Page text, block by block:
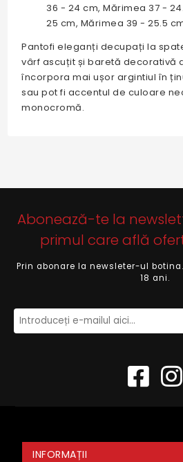
36 - 24 cm, Mărimea 37 -
25 cm, Mărimea 39 - 25.5
Pantofi eleganți decupați la
vârf ascuțit și baretă decorativă
încorpora mai ușor argintiul în
sau pot fi accentul de culoare
monocromă.
Abonează-te la
primul care află
Prin abonare la newsleter-ul
18 ani.
INFORMAȚII